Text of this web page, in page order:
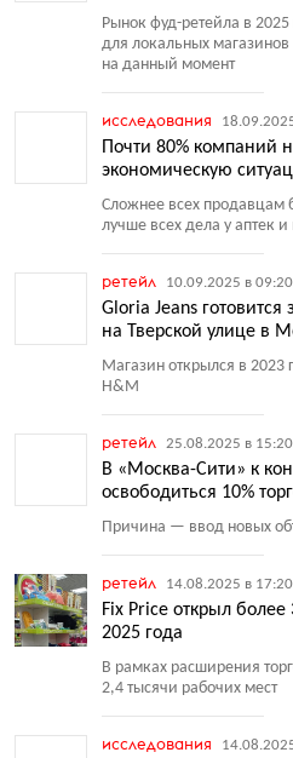
Рынок фуд-ретейла в
для локальных
на данный момент
исследования
Почти 80% компаний
экономическую
Сложнее всех продавцам
лучше всех дела у аптек
ретейл 10.09.2025 в 09:20
Gloria Jeans
на Тверской улице в
Магазин открылся в 2023
H&M
ретейл 25.08.2025 в 15:20
В «Москва-Сити» к
освободиться 10%
Причина — ввод новых
ретейл 14.08.2025 в 17:20
Fix Price открыл
2025 года
В рамках расширения
2,4 тысячи рабочих мест
исследования